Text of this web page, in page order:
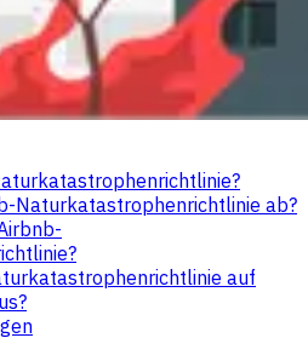
Naturkatastrophenrichtlinie ab?
auf